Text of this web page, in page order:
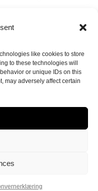
like cookies to store
to these technologies will
or unique IDs on this
may adversely affect certain
© 2026 Norge